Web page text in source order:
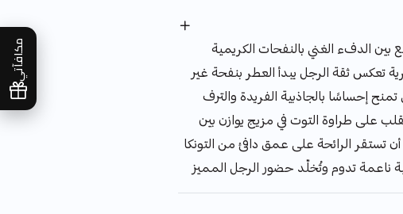
مكافآتي
الدفء الغني بالنفحات الكريمية
تعكس ثقة الرجل يبدأ العطر بنفحة غير
إحساسًا بالجاذبية الفريدة والترف
على طراوة التوت في مزيج يوازن بين
أن تستقر الرائحة على عمق دافئ من التونكا
ناعمة تدوم وتُخلّد حضور الرجل المميز